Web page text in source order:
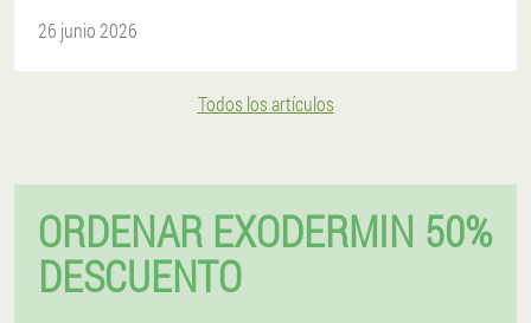
26 junio 2026
Todos los artículos
ORDENAR EXODERMIN 50%
DESCUENTO